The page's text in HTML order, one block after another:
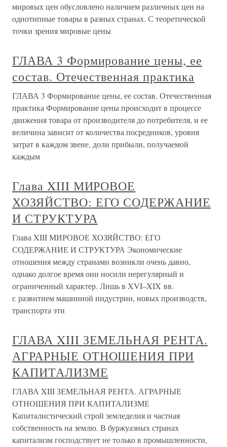
мировых цен обусловлено наличием различных цен на
однотипные товары в разных странах. С теоретической
точки зрения мировые цены
ГЛАВА 3 Формирование цены, ее
состав. Отечественная практика
ГЛАВА 3 Формирование цены, ее состав. Отечественная
практика Формирование цены происходит в процессе
движения товара от производителя до потребителя, и ее
величина зависит от количества посредников, уровня
затрат в каждом звене, доли прибыли, получаемой
каждым
Глава XIII МИРОВОЕ
ХОЗЯЙСТВО: ЕГО СОДЕРЖАНИЕ
И СТРУКТУРА
Глава XIII МИРОВОЕ ХОЗЯЙСТВО: ЕГО
СОДЕРЖАНИЕ И СТРУКТУРА Экономические
отношения между странами возникли очень давно,
однако долгое время они носили нерегулярный и
ограниченный характер. Лишь в XVI–XIX вв.
с развитием машинной индустрии, новых производств,
транспорта эти
ГЛАВА XIII ЗЕМЕЛЬНАЯ РЕНТА.
АГРАРНЫЕ ОТНОШЕНИЯ ПРИ
КАПИТАЛИЗМЕ
ГЛАВА XIII ЗЕМЕЛЬНАЯ РЕНТА. АГРАРНЫЕ
ОТНОШЕНИЯ ПРИ КАПИТАЛИЗМЕ
Капиталистический строй земледелия и частная
собственность на землю. В буржуазных странах
капитализм господствует не только в промышленности,